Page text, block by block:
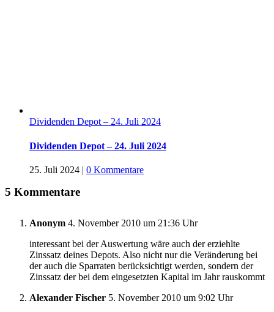
Dividenden Depot – 24. Juli 2024
Dividenden Depot – 24. Juli 2024
25. Juli 2024 | 0 Kommentare
5 Kommentare
Anonym 4. November 2010 um 21:36 Uhr
interessant bei der Auswertung wäre auch der erziehlte
Zinssatz deines Depots. Also nicht nur die Veränderung bei
der auch die Sparraten berücksichtigt werden, sondern der
Zinssatz der bei dem eingesetzten Kapital im Jahr rauskommt
Alexander Fischer 5. November 2010 um 9:02 Uhr